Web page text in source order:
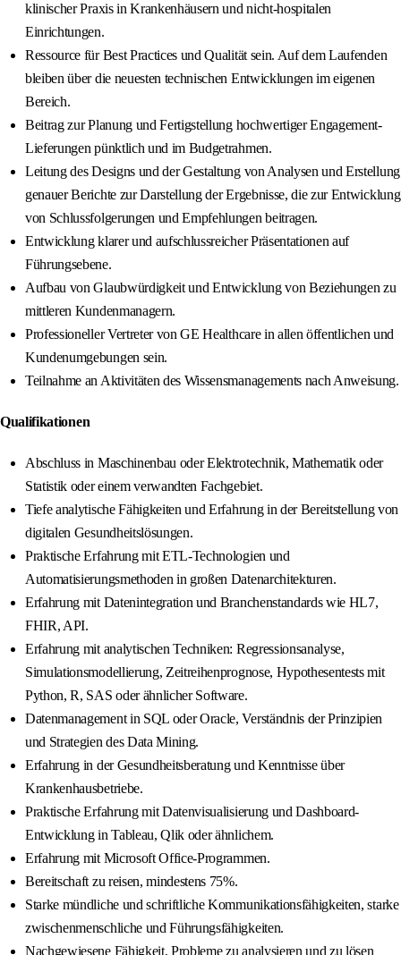
klinischer Praxis in Krankenhäusern und nicht-hospitalen
Einrichtungen.
Ressource für Best Practices und Qualität sein. Auf dem Laufenden
bleiben über die neuesten technischen Entwicklungen im eigenen
Bereich.
Beitrag zur Planung und Fertigstellung hochwertiger Engagement-
Lieferungen pünktlich und im Budgetrahmen.
Leitung des Designs und der Gestaltung von Analysen und Erstellung
genauer Berichte zur Darstellung der Ergebnisse, die zur Entwicklung
von Schlussfolgerungen und Empfehlungen beitragen.
Entwicklung klarer und aufschlussreicher Präsentationen auf
Führungsebene.
Aufbau von Glaubwürdigkeit und Entwicklung von Beziehungen zu
mittleren Kundenmanagern.
Professioneller Vertreter von GE Healthcare in allen öffentlichen und
Kundenumgebungen sein.
Teilnahme an Aktivitäten des Wissensmanagements nach Anweisung.
Qualifikationen
Abschluss in Maschinenbau oder Elektrotechnik, Mathematik oder
Statistik oder einem verwandten Fachgebiet.
Tiefe analytische Fähigkeiten und Erfahrung in der Bereitstellung von
digitalen Gesundheitslösungen.
Praktische Erfahrung mit ETL-Technologien und
Automatisierungsmethoden in großen Datenarchitekturen.
Erfahrung mit Datenintegration und Branchenstandards wie HL7,
FHIR, API.
Erfahrung mit analytischen Techniken: Regressionsanalyse,
Simulationsmodellierung, Zeitreihenprognose, Hypothesentests mit
Python, R, SAS oder ähnlicher Software.
Datenmanagement in SQL oder Oracle, Verständnis der Prinzipien
und Strategien des Data Mining.
Erfahrung in der Gesundheitsberatung und Kenntnisse über
Krankenhausbetriebe.
Praktische Erfahrung mit Datenvisualisierung und Dashboard-
Entwicklung in Tableau, Qlik oder ähnlichem.
Erfahrung mit Microsoft Office-Programmen.
Bereitschaft zu reisen, mindestens 75%.
Starke mündliche und schriftliche Kommunikationsfähigkeiten, starke
zwischenmenschliche und Führungsfähigkeiten.
Nachgewiesene Fähigkeit, Probleme zu analysieren und zu lösen